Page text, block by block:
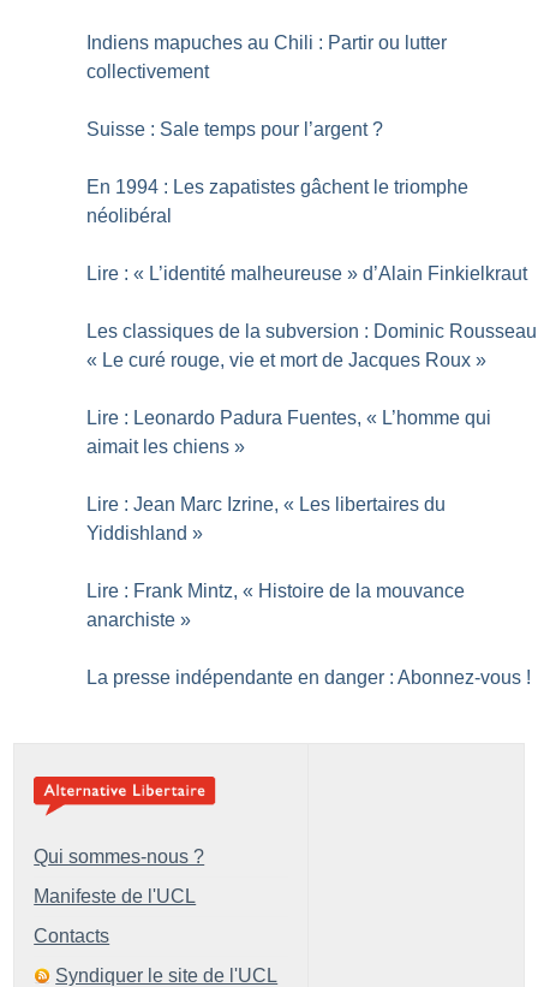
Indiens mapuches au Chili : Partir ou lutter
collectivement
Suisse : Sale temps pour l’argent ?
En 1994 : Les zapatistes gâchent le triomphe
néolibéral
Lire : « L’identité malheureuse » d’Alain Finkielkraut
Les classiques de la subversion : Dominic Rousseau
« Le curé rouge, vie et mort de Jacques Roux »
Lire : Leonardo Padura Fuentes, « L’homme qui
aimait les chiens »
Lire : Jean Marc Izrine, « Les libertaires du
Yiddishland »
Lire : Frank Mintz, « Histoire de la mouvance
anarchiste »
La presse indépendante en danger : Abonnez-vous !
Qui sommes-nous ?
Manifeste de l'UCL
Contacts
Syndiquer le site de l'UCL